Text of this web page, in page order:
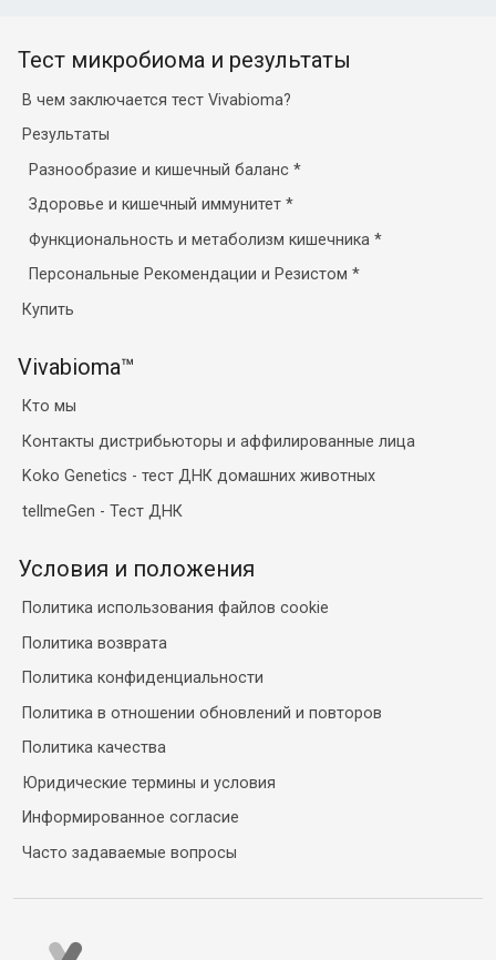
Тест микробиома и результаты
В чем заключается тест Vivabioma?
Результаты
Разнообразие и кишечный баланс*
Здоровье и кишечный иммунитет*
Функциональность и метаболизм кишечника*
Персональные Рекомендации и Резистом*
Купить
Vivabioma™
Кто мы
Контакты дистрибьюторы и аффилированные лица
Koko Genetics - тест ДНК домашних животных
tellmeGen - Тест ДНК
Условия и положения
Политика использования файлов cookie
Политика возврата
Политика конфиденциальности
Политика в отношении обновлений и повторов
Политика качества
Юридические термины и условия
Информированное согласие
Часто задаваемые вопросы